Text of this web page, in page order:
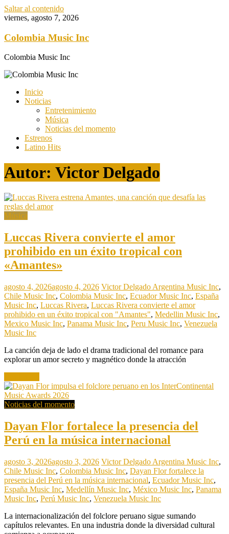
Saltar al contenido
viernes, agosto 7, 2026
Colombia Music Inc
Colombia Music Inc
Inicio
Noticias
Entretenimiento
Música
Noticias del momento
Estrenos
Latino Hits
Autor: Victor Delgado
Música
Luccas Rivera convierte el amor
prohibido en un éxito tropical con
«Amantes»
agosto 4, 2026agosto 4, 2026 Victor Delgado Argentina Music Inc,
Chile Music Inc, Colombia Music Inc, Ecuador Music Inc, España
Music Inc, Luccas Rivera, Luccas Rivera convierte el amor
prohibido en un éxito tropical con "Amantes", Medellin Music Inc,
Mexico Music Inc, Panama Music Inc, Peru Music Inc, Venezuela
Music Inc
La canción deja de lado el drama tradicional del romance para
explorar un amor secreto y magnético donde la atracción
Noticias del momento
Dayan Flor fortalece la presencia del
Perú en la música internacional
agosto 3, 2026agosto 3, 2026 Victor Delgado Argentina Music Inc,
Chile Music Inc, Colombia Music Inc, Dayan Flor fortalece la
presencia del Perú en la música internacional, Ecuador Music Inc,
España Music Inc, Medellín Music Inc, México Music Inc, Panama
Music Inc, Perú Music Inc, Venezuela Music Inc
La internacionalización del folclore peruano sigue sumando
capítulos relevantes. En una industria donde la diversidad cultural